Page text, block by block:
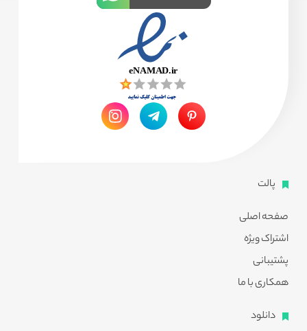
پالت
صفحه اصلی
اشتراک ویژه
پشتیبانی
همکاری با ما
دانلود